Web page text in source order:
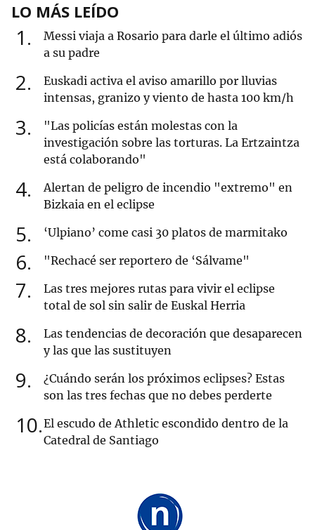
LO MÁS LEÍDO
1
Messi viaja a Rosario para darle el último adiós
a su padre
2
Euskadi activa el aviso amarillo por lluvias
intensas, granizo y viento de hasta 100 km/h
3
"Las policías están molestas con la
investigación sobre las torturas. La Ertzaintza
está colaborando"
4
Alertan de peligro de incendio "extremo" en
Bizkaia en el eclipse
5 ‘Ulpiano’ come casi 30 platos de marmitako
6 "Rechacé ser reportero de ‘Sálvame"
7
Las tres mejores rutas para vivir el eclipse
total de sol sin salir de Euskal Herria
8
Las tendencias de decoración que desaparecen
y las que las sustituyen
9
¿Cuándo serán los próximos eclipses? Estas
son las tres fechas que no debes perderte
10 El escudo de Athletic escondido dentro de la
Catedral de Santiago